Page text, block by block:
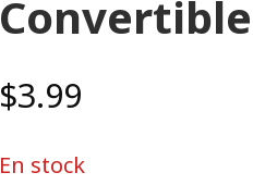
Convertible
$3.99
En stock